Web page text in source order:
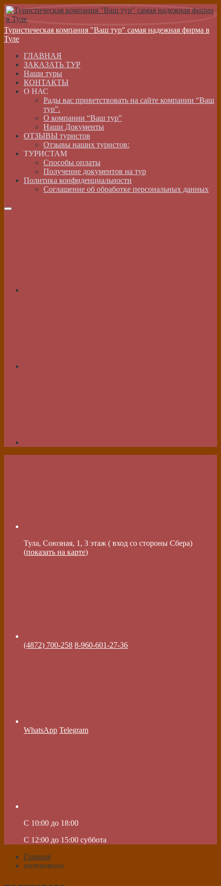
Туристическая компания "Ваш тур" самая надежная фирма в
Туле
ГЛАВНАЯ
ЗАКАЗАТЬ ТУР
Наши туры
КОНТАКТЫ
О НАС
Рады вас приветствовать на сайте компании “Ваш
тур”.
О компании “Ваш тур”
Наши Документы
ОТЗЫВЫ туристов
Отзывы наших туристов:
ТУРИСТАМ
Способы оплаты
Получение документов на тур
Политика конфиденциальности
Соглашение об обработке персональных данных
Тула, Союзная, 1, 3 этаж ( вход со стороны Сбера)
(показать на карте)
(4872) 700-258 8-960-601-27-36
WhatsApp Telegram
C 10:00 до 18:00
C 12:00 до 15:00 суббота
Главная
поленовооо